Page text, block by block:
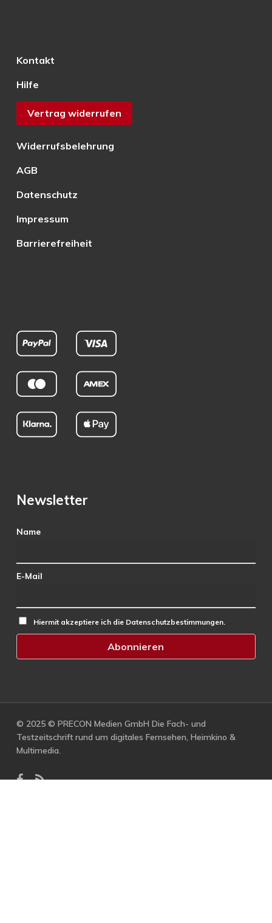
Kontakt
Hilfe
Vertrag widerrufen
Widerrufsbelehrung
AGB
Datenschutz
Impressum
Barrierefreiheit
Newsletter
Name
E-Mail
Hiermit akzeptiere ich die Datenschutzbestimmungen.
© 2025 © PRECON Medien GmbH Die Fach- und
Testzeitschrift rund um digitales Fernsehen, Heimkino &
Multimedia.
facebook
RSS